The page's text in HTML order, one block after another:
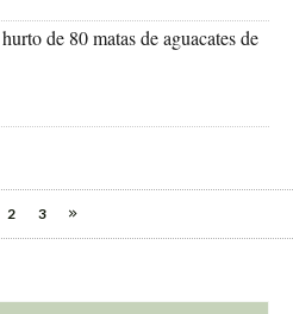
de 80 matas de aguacates de
2 3